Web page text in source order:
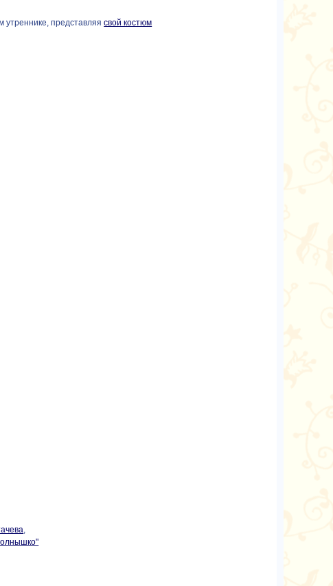
утреннике, представляясвой костюм
,